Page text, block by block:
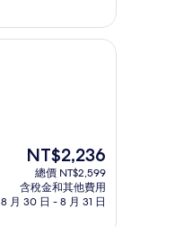
現
在
價
格
NT$2,236
總價 NT$2,599
含稅金和其他費用
8 月 30 日 - 8 月 31 日